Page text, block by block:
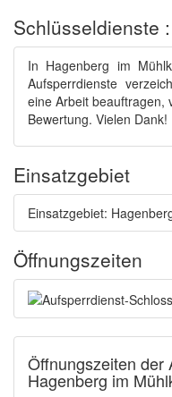
Schlüsseldienste
In Hagenberg im
Aufsperrdienste
eine Arbeit beauftragen,
Bewertung. Vielen Dank!
Einsatzgebiet
Einsatzgebiet:
Öffnungszeiten
Öffnungszeiten der
Hagenberg im